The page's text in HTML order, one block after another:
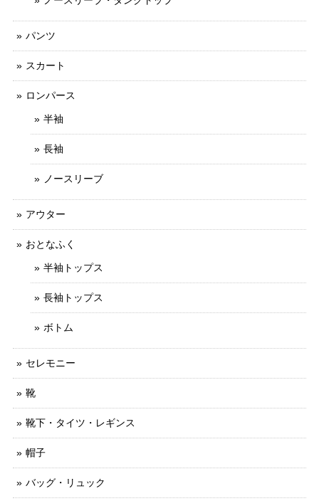
パンツ
スカート
ロンパース
半袖
長袖
ノースリーブ
アウター
おとなふく
半袖トップス
長袖トップス
ボトム
セレモニー
靴
靴下・タイツ・レギンス
帽子
バッグ・リュック